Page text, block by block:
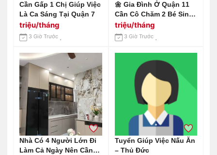
Cần Gấp 1 Chị Giúp Việc
Là Ca Sáng Tại Quận 7
triệu/tháng
3 Giờ Trước
🌼 Gia Đình Ở Quận 11
Cần Cô Chăm 2 Bé Sinh
Đôi 4 Tuổi
triệu/tháng
3 Giờ Trước
Nhà Có 4 Người Lớn Đi
Làm Cả Ngày Nên Cần
Tuyển Giúp Việc Nấu Ăn
– Thủ Đức